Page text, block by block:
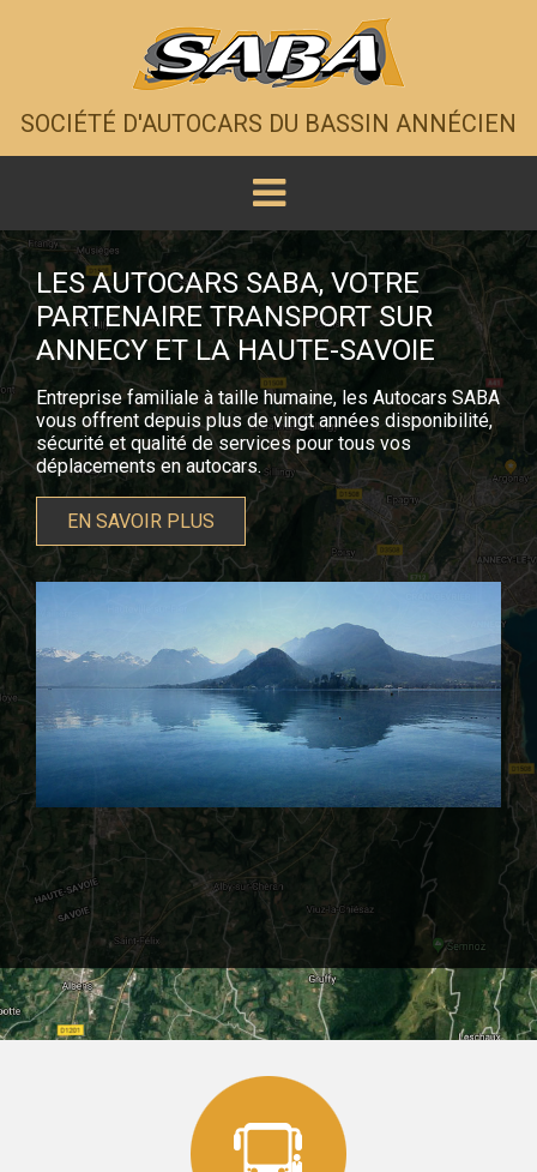
SOCIÉTÉ D'AUTOCARS DU BASSIN ANNÉCIEN
LES AUTOCARS SABA, VOTRE
PARTENAIRE TRANSPORT SUR
ANNECY ET LA HAUTE-SAVOIE
Entreprise familiale à taille humaine, les Autocars SABA
vous offrent depuis plus de vingt années disponibilité,
sécurité et qualité de services pour tous vos
déplacements en autocars.
EN SAVOIR PLUS